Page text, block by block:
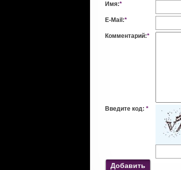
Имя:*
E-Mail:*
Комментарий:*
Введите код: *
Добавить